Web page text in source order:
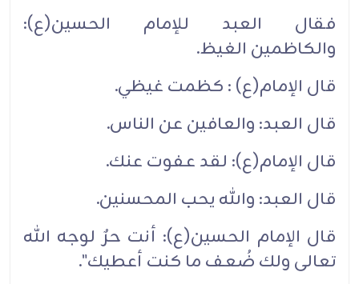
فقال العبد للإمام الحسين(ع):
والكاظمين الغيظ.
قال الإمام(ع) : كظمت غيظي.
قال العبد: والعافين عن الناس.
قال الإمام(ع): لقد عفوت عنك.
قال العبد: والله يحب المحسنين.
قال الإمام الحسين(ع): أنت حرٌ لوجه الله
تعالى ولك ضُعف ما كنت أعطيك".